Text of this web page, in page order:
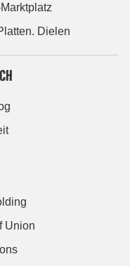
Dielen
Union